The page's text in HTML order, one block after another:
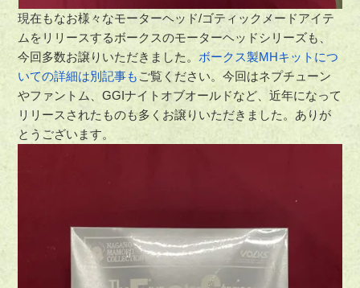
現在もなお様々なモーターヘッド/ゴティックメードアイテ
ムをリリースするボークスのモーターヘッドシリーズも、
今回多数お譲りいただきました。 ボークス製MHキットにつ
いての詳細は別記事も ご覧ください。今回はネプチューン
やファントム、GGIナイトオブオールドなど、近年になって
リリースされたものも多くお譲りいただきました。ありが
とうございます。